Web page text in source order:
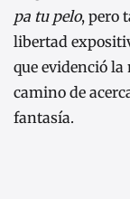
pa tu pelo, pero
libertad
que evidenció la
camino de
fantasía.